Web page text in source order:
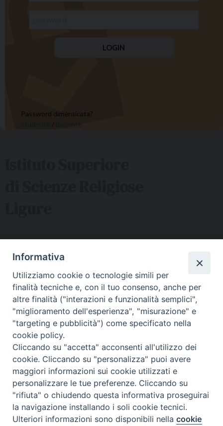
Password dimenticata?
studente / docente
via Serra 6c Genova - tel 010.5530657 - mail:
issr@diocesi.genova.it
Polo Didattico FAD Albenga
Via G. Galilei 36 Albenga (SV) - tel 334 5716127 – mail:
issralbenga@gmail.com
Polo Didattico FAD La Spezia
Via Malaspina n 1 La Spezia - tel e fax 0187 735485 mail:
segreteriaissrsp@libero.it
Istituto Superiore di Scienze Religiose Ligure © 2020
Preferenze Cookie
Informativa
Utilizziamo cookie o tecnologie simili per
finalità tecniche e, con il tuo consenso, anche per
altre finalità ("interazioni e funzionalità semplici",
"miglioramento dell'esperienza", "misurazione" e
"targeting e pubblicità") come specificato nella
cookie policy.
Cliccando su "accetta" acconsenti all'utilizzo dei
cookie. Cliccando su "personalizza" puoi avere
maggiori informazioni sui cookie utilizzati e
personalizzare le tue preferenze. Cliccando su
"rifiuta" o chiudendo questa informativa proseguirai
la navigazione installando i soli cookie tecnici.
Ulteriori informazioni sono disponibili nellacookie